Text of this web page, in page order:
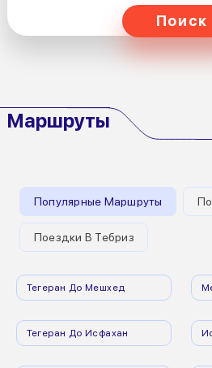
Поиск
Маршруты
Популярные Маршруты
Поездки В Тебриз
Тегеран До Мешхед
Тегеран До Исфахан